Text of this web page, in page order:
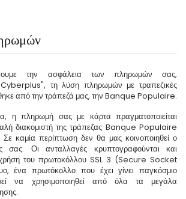
την ασφάλεια των πληρωμών σας,
τη λύση πληρωμών με τραπεζικές
από την τράπεζά μας, την Banque Populaire.
η πληρωμή σας με κάρτα πραγματοποιείται
διακομιστή της τράπεζας Banque Populaire
καμία περίπτωση δεν θα μας κοινοποιηθεί ο
σας. Οι ανταλλαγές κρυπτογραφούνται και
χρήση του πρωτοκόλλου SSL 3 (Secure Socket
ένα πρωτόκολλο που έχει γίνει παγκόσμιο
να χρησιμοποιηθεί από όλα τα μεγάλα